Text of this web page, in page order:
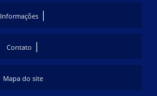
Informações|
Contato |
Mapa do site